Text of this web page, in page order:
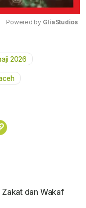
Powered by GliaStudios
2026
dan Wakaf